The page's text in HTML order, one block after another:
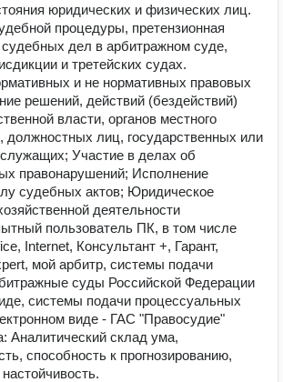
юридических и физических лиц.
процедуры, претензионная
судебных дел в арбитражном суде,
и третейских судах.
и не нормативных правовых
решений, действий (бездействий)
власти, органов местного
должностных лиц, государственных или
Участие в делах об
правонарушений; Исполнение
судебных актов; Юридическое
деятельности
пользователь ПК, в том числе
Internet, Консультант +, Гарант,
мой арбитр, системы подачи
суды Российской Федерации
системы подачи процессуальных
виде - ГАС "Правосудие"
Аналитический склад ума,
способность к прогнозированию,